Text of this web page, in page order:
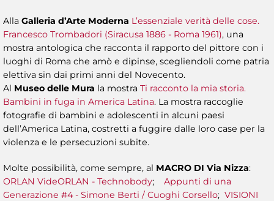
Alla Galleria d’Arte Moderna L’essenziale verità delle cose.
Francesco Trombadori (Siracusa 1886 - Roma 1961), una
mostra antologica che racconta il rapporto del pittore con i
luoghi di Roma che amò e dipinse, scegliendoli come patria
elettiva sin dai primi anni del Novecento.
Al Museo delle Mura la mostra Ti racconto la mia storia.
Bambini in fuga in America Latina. La mostra raccoglie
fotografie di bambini e adolescenti in alcuni paesi
dell’America Latina, costretti a fuggire dalle loro case per la
violenza e le persecuzioni subite.
Molte possibilità, come sempre, al MACRO DI Via Nizza:
ORLAN VideORLAN - Technobody; Appunti di una
Generazione #4 - Simone Berti / Cuoghi Corsello; VISIONI